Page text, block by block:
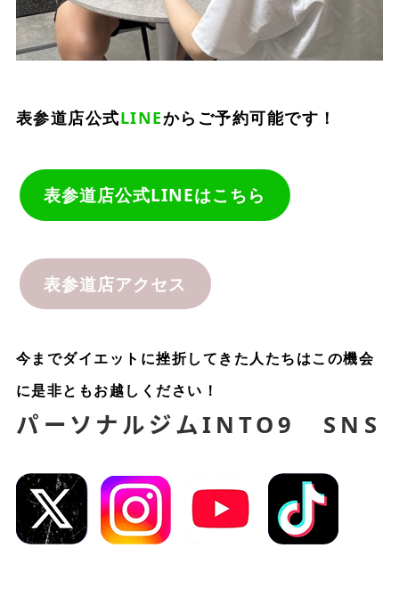
表参道店公式LINEからご予約可能です！
表参道店公式LINEはこちら
表参道店アクセス
今までダイエットに挫折してきた人たちはこの機会
に是非ともお越しください！
パーソナルジム INTO9 SNS